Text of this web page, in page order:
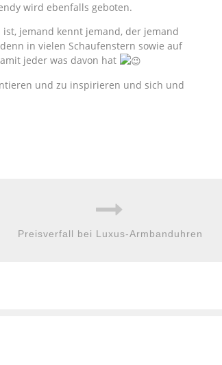
wird ebenfalls geboten.
jemand kennt jemand, der jemand
in vielen Schaufenstern sowie auf
jeder was davon hat
und zu inspirieren und sich und
Preisverfall bei Luxus-Armbanduhren